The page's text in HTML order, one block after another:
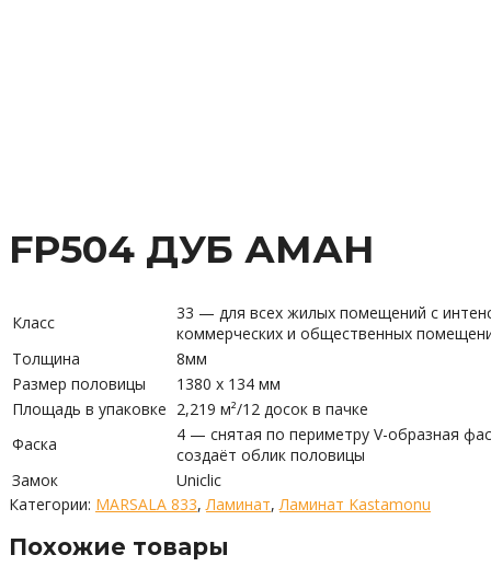
FP504 ДУБ АМАН
Класс
33 — для всех жилых помещений с
коммерческих и общественных
Толщина
8мм
Размер половицы
1380 х 134 мм
Площадь в упаковке 2,219 м²/12 досок в пачке
Фаска
4 — снятая по периметру V-образная
создаёт облик половицы
Замок
Uniclic
Категории: MARSALA 833, Ламинат, Ламинат Kastamonu
Похожие товары